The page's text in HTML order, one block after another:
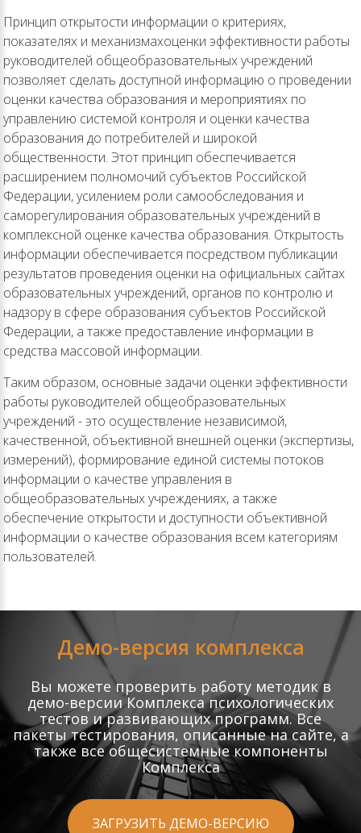
Принцип открытости информации о критериях,
показателях и механизмахоценки эффективности работы
руководителей общеобразовательных учреждений
позволяет сделать доступной информацию о проведении
оценки качества образования и мероприятиях по
управлению системой контроля и оценки качества
образования до потребителей и широкой
общественности. Этот принцип обеспечивается
расширением полномочий субъектов Российской
Федерации, усилением роли самообследования и
саморегулирования образовательных учреждений в
комплексной оценке качества образования. Открытость
информации обеспечивается посредством публикации
результатов проведения оценки на официальных сайтах
образовательных учреждений, органов по контролю и
надзору в сфере образования субъектов Российской
Федерации, а также предоставление информации в
средства массовой информации.
Таким образом, основные задачи оценки эффективности
работы руководителей общеобразовательных
учреждений - это осуществление независимой,
качественной, объективной внешней оценки (экспертизы,
измерений), формирование единой системы потоков
информации о качестве управления в
общеобразовательных учреждениях, а также
обеспечение открытости и доступности объективной
информации о качестве образования всем категориям
пользователей.
Демо-версия комплекса
Вы можете проверить работу методик в
демо-версии Комплекса психологических
тестов и развивающих программ. Все
пакеты тестирования, описанные на сайте, а
также все общесистемные компоненты
Комплекса
ЗАГРУЗИТЬ ДЕМО-ВЕРСИЮ